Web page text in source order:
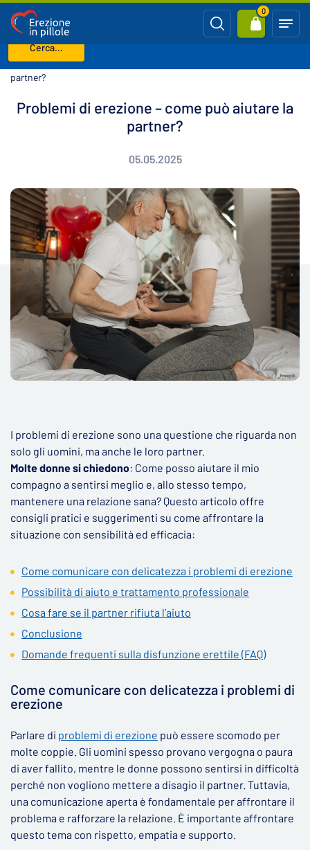
Cerca...
0
Benvenuto Blog
partner?
Problemi di erezione – come può aiutare la
partner?
05.05.2025
I problemi di erezione sono una questione che riguarda non
solo gli uomini, ma anche le loro partner.
Molte donne si chiedono: Come posso aiutare il mio
compagno a sentirsi meglio e, allo stesso tempo,
mantenere una relazione sana? Questo articolo offre
consigli pratici e suggerimenti su come affrontare la
situazione con sensibilità ed efficacia:
Come comunicare con delicatezza i problemi di erezione
Possibilità di aiuto e trattamento professionale
Cosa fare se il partner rifiuta l’aiuto
Conclusione
Domande frequenti sulla disfunzione erettile (FAQ)
Come comunicare con delicatezza i problemi di
erezione
Parlare di problemi di erezione può essere scomodo per
molte coppie. Gli uomini spesso provano vergogna o paura
di aver fallito, mentre le donne possono sentirsi in difficoltà
perché non vogliono mettere a disagio il partner. Tuttavia,
una comunicazione aperta è fondamentale per affrontare il
problema e rafforzare la relazione. È importante affrontare
questo tema con rispetto, empatia e supporto.